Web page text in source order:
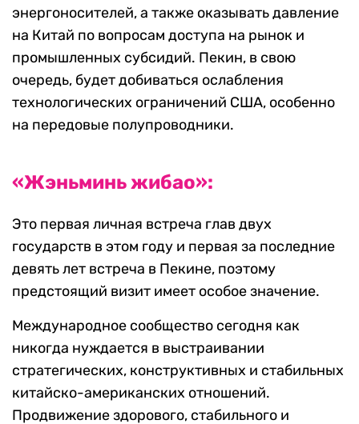
энергоносителей, а также оказывать давление
на Китай по вопросам доступа на рынок и
промышленных субсидий. Пекин, в свою
очередь, будет добиваться ослабления
технологических ограничений США, особенно
на передовые полупроводники.
«Жэньминь жибао»:
Это первая личная встреча глав двух
государств в этом году и первая за последние
девять лет встреча в Пекине, поэтому
предстоящий визит имеет особое значение.
Международное сообщество сегодня как
никогда нуждается в выстраивании
стратегических, конструктивных и стабильных
китайско-американских отношений.
Продвижение здорового, стабильного и